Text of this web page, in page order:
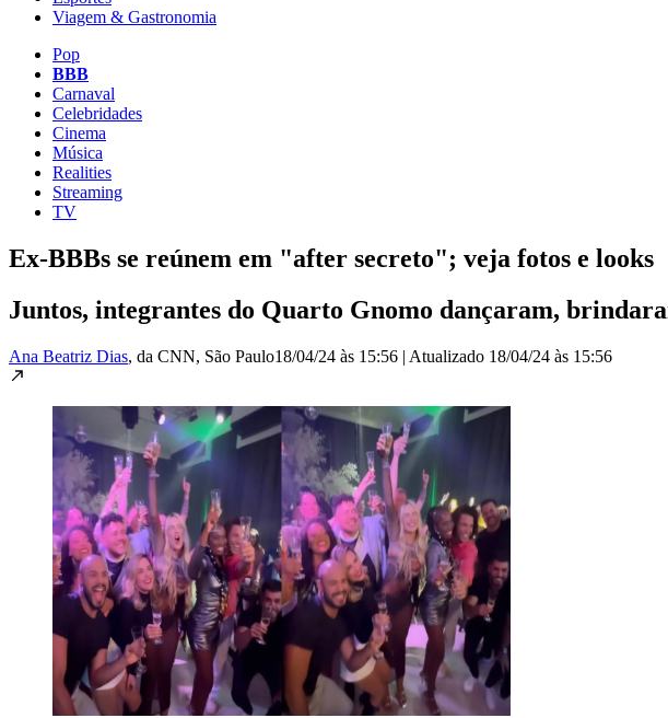
Viagem & Gastronomia
Pop
BBB
Carnaval
Celebridades
Cinema
Música
Realities
Streaming
TV
Ex-BBBs se reúnem em "after secreto"; veja fotos e looks
Juntos, integrantes do Quarto Gnomo dançaram,
Ana Beatriz Dias, da CNN, São Paulo18/04/24 às 15:56 | Atualizado 18/04/24 às 15:56